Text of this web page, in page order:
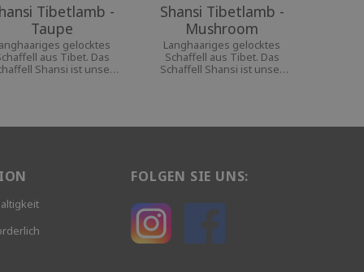
Tibetlamb -
Taupe
gelocktes
aus Tibet. Das
Shansi ist unser
Shansi Tibetlamb -
Mushroom
Langhaariges gelocktes
Schaffell aus Tibet. Das
Schaffell Shansi ist unser
FOLGEN SIE UNS: